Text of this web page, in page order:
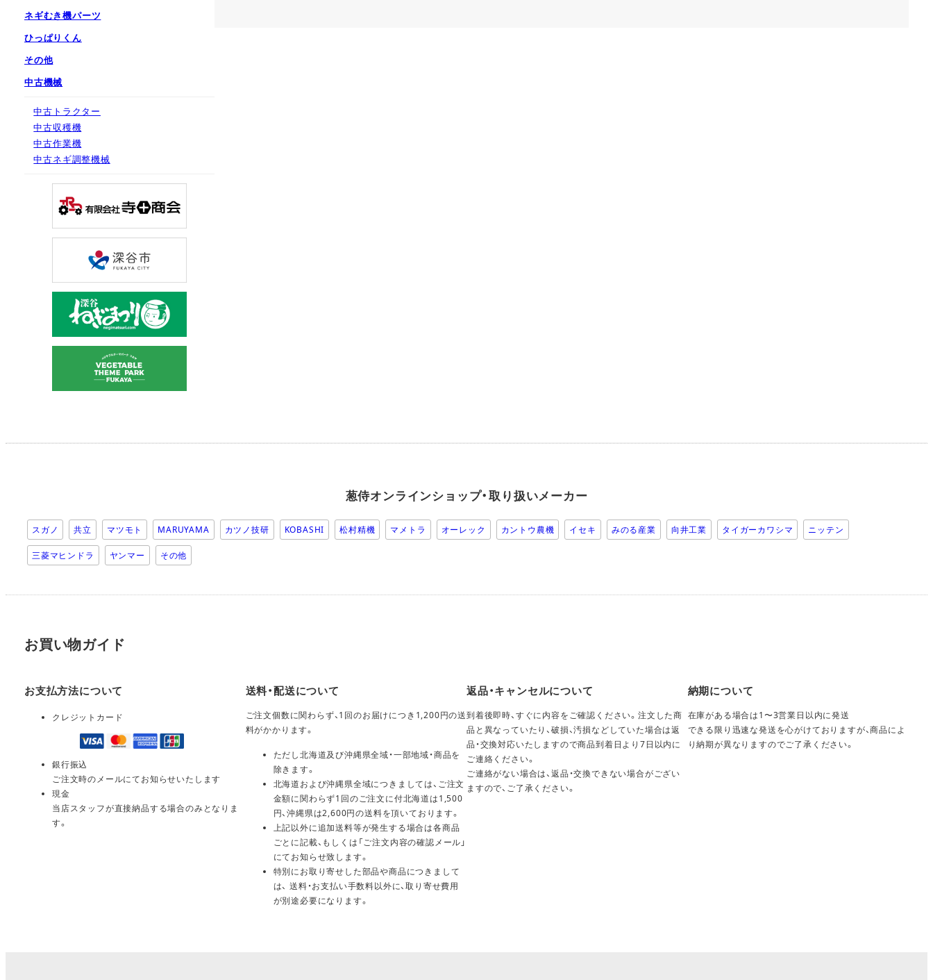
ネギむき機パーツ
ひっぱりくん
その他
中古機械
中古トラクター
中古収穫機
中古作業機
中古ネギ調整機械
葱侍オンラインショップ・取り扱いメーカー
スガノ 共立 マツモト MARUYAMA カツノ技研 KOBASHI 松村精機 マメトラ オーレック カントウ農機 イセキ みのる産業 向井工業 タイガーカワシマ ニッテン
三菱マヒンドラ ヤンマー その他
お買い物ガイド
お支払方法について
クレジットカード
銀行振込
ご注文時のメールにてお知らせいたします
現金
当店スタッフが直接納品する場合のみとなりま
す。
送料・配送について
ご注文個数に関わらず、1回のお届けにつき1,200円の送
料がかかります。
ただし北海道及び沖縄県全域・一部地域・商品を
除きます。
北海道および沖縄県全域につきましては、ご注文
金額に関わらず1回のご注文に付北海道は1,500
円、沖縄県は2,600円の送料を頂いております。
上記以外に追加送料等が発生する場合は各商品
ごとに記載、もしくは「ご注文内容の確認メール」
にてお知らせ致します。
特別にお取り寄せした部品や商品につきまして
は、 送料・お支払い手数料以外に、取り寄せ費用
が別途必要になります。
返品・キャンセルについて
到着後即時、すぐに内容をご確認ください。注文した商
品と異なっていたり、破損、汚損などしていた場合は返
品・交換対応いたしますので商品到着日より7日以内に
ご連絡ください。
ご連絡がない場合は、返品・交換できない場合がござい
ますので、ご了承ください。
納期について
在庫がある場合は1〜3営業日以内に発送
できる限り迅速な発送を心がけておりますが、商品によ
り納期が異なりますのでご了承ください。